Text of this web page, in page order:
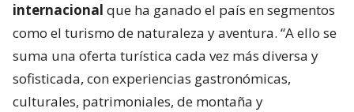
internacional que ha ganado el país en segmentos
como el turismo de naturaleza y aventura. “A ello se
suma una oferta turística cada vez más diversa y
sofisticada, con experiencias gastronómicas,
culturales, patrimoniales, de montaña y